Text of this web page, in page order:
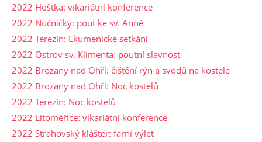
2022 Hoštka: vikariátní konference
2022 Nučničky: pouť ke sv. Anně
2022 Terezín: Ekumenické setkání
2022 Ostrov sv. Klimenta: poutní slavnost
2022 Brozany nad Ohří: čištění rýn a svodů na kostele
2022 Brozany nad Ohří: Noc kostelů
2022 Terezín: Noc kostelů
2022 Litoměřice: vikariátní konference
2022 Strahovský klášter: farní výlet